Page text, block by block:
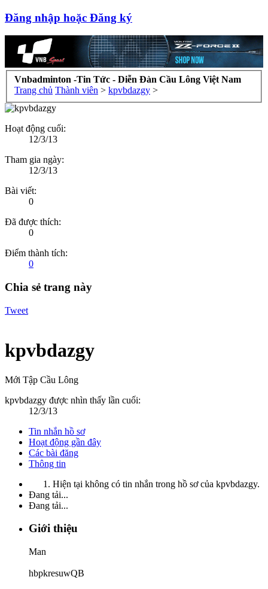
Đăng nhập hoặc Đăng ký
Vnbadminton -Tin Tức - Diễn Đàn Cầu Lông Việt Nam
Trang chủ Thành viên > kpvbdazgy >
Hoạt động cuối:
12/3/13
Tham gia ngày:
12/3/13
Bài viết:
0
Đã được thích:
0
Điểm thành tích:
0
Chia sẻ trang này
Tweet
kpvbdazgy
Mới Tập Cầu Lông
kpvbdazgy được nhìn thấy lần cuối:
12/3/13
Tin nhắn hồ sơ
Hoạt động gần đây
Các bài đăng
Thông tin
Hiện tại không có tin nhắn trong hồ sơ của kpvbdazgy.
Đang tải...
Đang tải...
Giới thiệu
Man
hbpkresuwQB